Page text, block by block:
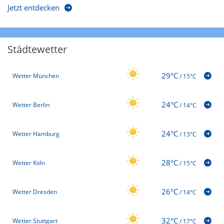
Jetzt entdecken
Städtewetter
Wetter München 29°C/15°C
Wetter Berlin 24°C/14°C
Wetter Hamburg 24°C/13°C
Wetter Köln 28°C/15°C
Wetter Dresden 26°C/14°C
Wetter Stuttgart 32°C/17°C